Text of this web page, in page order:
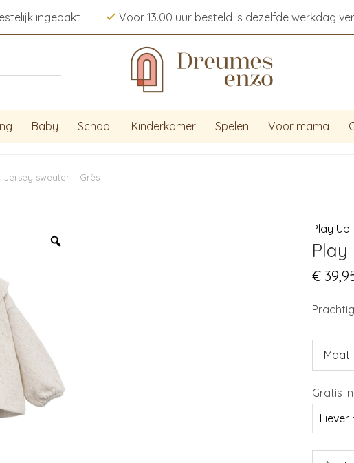
ingepakt Voor 13.00 uur besteld is dezelfde werkdag
Baby School Kinderkamer Spelen Voor mama
Jersey sweater – Grès
Play Up
Play
€
Maat
Gratis